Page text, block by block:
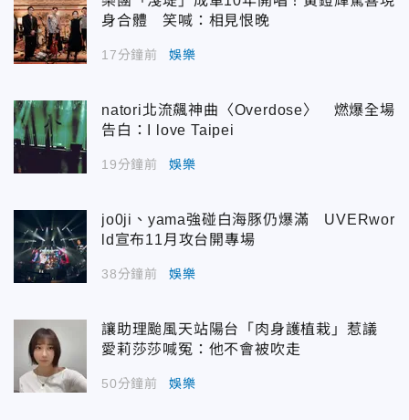
身合體 笑喊：相見恨晚
17分鐘前 娛樂
natori北流飆神曲〈Overdose〉 燃爆全場
告白：I love Taipei
19分鐘前 娛樂
jo0ji、yama強碰白海豚仍爆滿 UVERwor
ld宣布11月攻台開專場
38分鐘前 娛樂
讓助理颱風天站陽台「肉身護植栽」惹議
愛莉莎莎喊冤：他不會被吹走
50分鐘前 娛樂